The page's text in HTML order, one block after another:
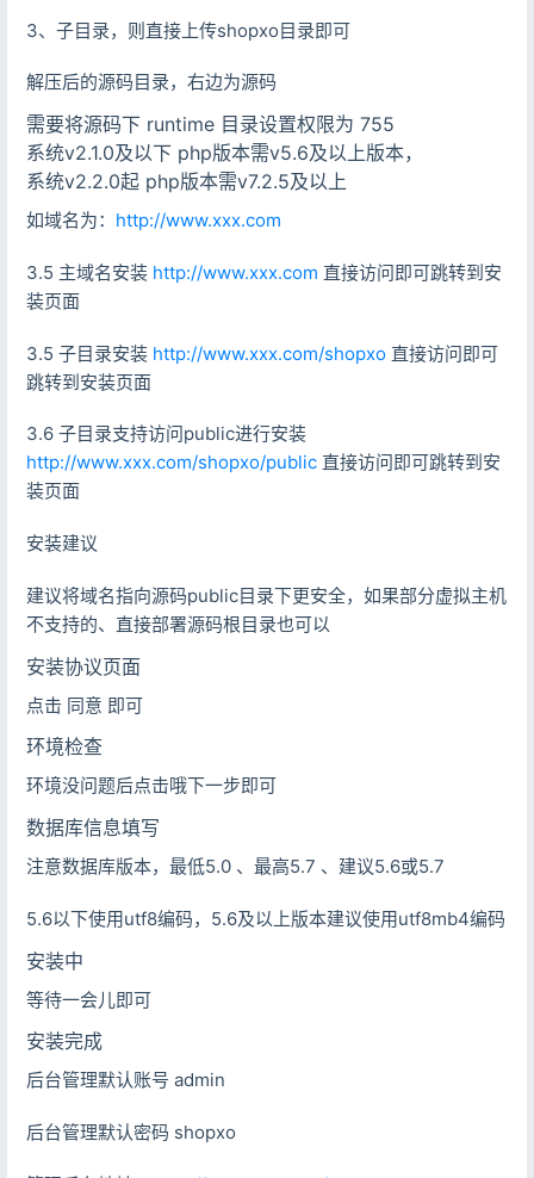
3、子目录，则直接上传shopxo目录即可
解压后的源码目录，右边为源码
需要将源码下 runtime 目录设置权限为 755
系统v2.1.0及以下 php版本需v5.6及以上版本，
系统v2.2.0起 php版本需v7.2.5及以上
如域名为： http://www.xxx.com
3.5 主域名安装 http://www.xxx.com 直接访问即可跳转到安
装页面
3.5 子目录安装 http://www.xxx.com/shopxo直接访问即可
跳转到安装页面
3.6 子目录支持访问public进行安装
http://www.xxx.com/shopxo/public直接访问即可跳转到安
装页面
安装建议
建议将域名指向源码public目录下更安全，如果部分虚拟主机
不支持的、直接部署源码根目录也可以
安装协议页面
点击 同意 即可
环境检查
环境没问题后点击哦下一步即可
数据库信息填写
注意数据库版本，最低5.0 、最高5.7 、建议5.6或5.7
5.6以下使用utf8编码，5.6及以上版本建议使用utf8mb4编码
安装中
等待一会儿即可
安装完成
后台管理默认账号 admin
后台管理默认密码 shopxo
登录